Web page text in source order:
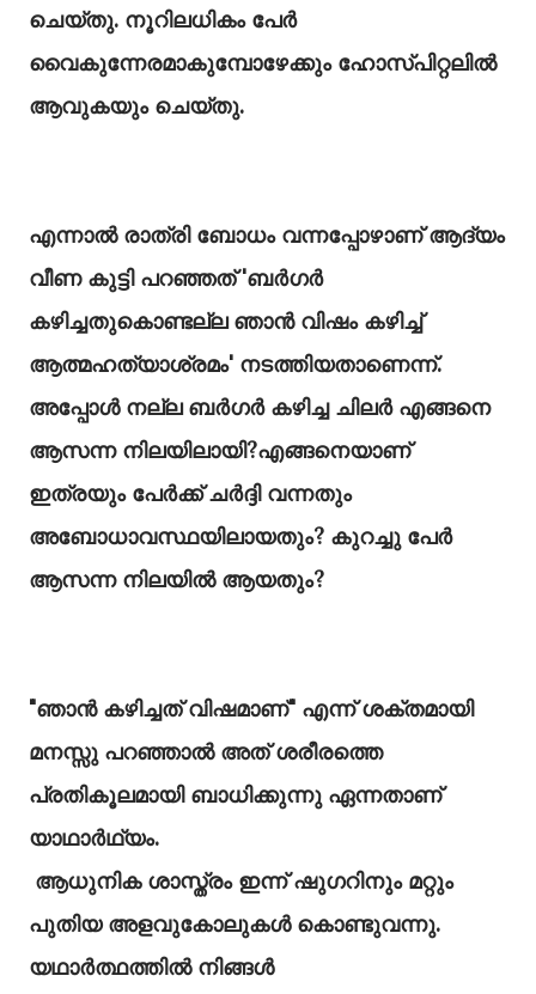
ചെയ്തു. നൂറിലധികം പേർ
വൈകുന്നേരമാകുമ്പോഴേക്കും ഹോസ്പിറ്റലിൽ
ആവുകയും ചെയ്തു.
എന്നാൽ രാത്രി ബോധം വന്നപ്പോഴാണ് ആദ്യം
വീണ കുട്ടി പറഞ്ഞത് 'ബർഗർ
കഴിച്ചതുകൊണ്ടല്ല ഞാൻ വിഷം കഴിച്ച്
ആത്മഹത്യാശ്രമം' നടത്തിയതാണെന്ന്.
അപ്പോൾ നല്ല ബർഗർ കഴിച്ച ചിലർ എങ്ങനെ
ആസന്ന നിലയിലായി?എങ്ങനെയാണ്
ഇത്രയും പേർക്ക് ചർദ്ദി വന്നതും
അബോധാവസ്ഥയിലായതും? കുറച്ചു പേർ
ആസന്ന നിലയിൽ ആയതും?
"ഞാൻ കഴിച്ചത് വിഷമാണ്" എന്ന് ശക്തമായി
മനസ്സു പറഞ്ഞാൽ അത് ശരീരത്തെ
പ്രതികൂലമായി ബാധിക്കുന്നു ഏന്നതാണ്
യാഥാർഥ്യം.
ആധുനിക ശാസ്ത്രം ഇന്ന് ഷുഗറിനും മറ്റും
പുതിയ അളവുകോലുകൾ കൊണ്ടുവന്നു.
യഥാർത്ഥത്തിൽ നിങ്ങൾ